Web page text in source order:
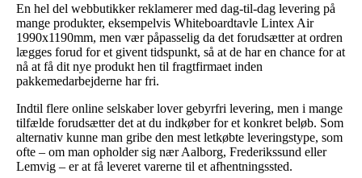
En hel del webbutikker reklamerer med dag-til-dag levering på
mange produkter, eksempelvis Whiteboardtavle Lintex Air
1990x1190mm, men vær påpasselig da det forudsætter at ordren
lægges forud for et givent tidspunkt, så at de har en chance for at
nå at få dit nye produkt hen til fragtfirmaet inden
pakkemedarbejderne har fri.
Indtil flere online selskaber lover gebyrfri levering, men i mange
tilfælde forudsætter det at du indkøber for et konkret beløb. Som
alternativ kunne man gribe den mest letkøbte leveringstype, som
ofte – om man opholder sig nær Aalborg, Frederikssund eller
Lemvig – er at få leveret varerne til et afhentningssted.